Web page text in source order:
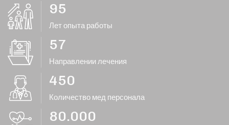
95
Лет опыта работы
57
Направлении лечения
450
Количество мед персонала
80.000